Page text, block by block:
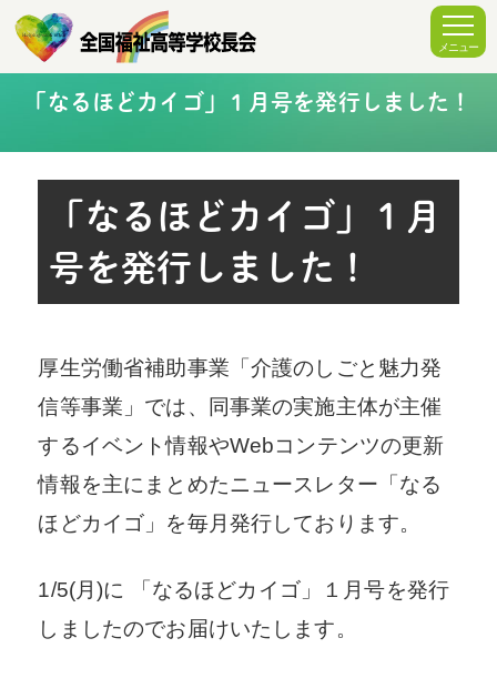
「なるほどカイゴ」１月号を発行しました！
「なるほどカイゴ」１月
号を発行しました！
厚生労働省補助事業「介護のしごと魅力発
信等事業」では、同事業の実施主体が主催
するイベント情報やWebコンテンツの更新
情報を主にまとめたニュースレター「なる
ほどカイゴ」を毎月発行しております。
1/5(月)に 「なるほどカイゴ」１月号を発行
しましたのでお届けいたします。